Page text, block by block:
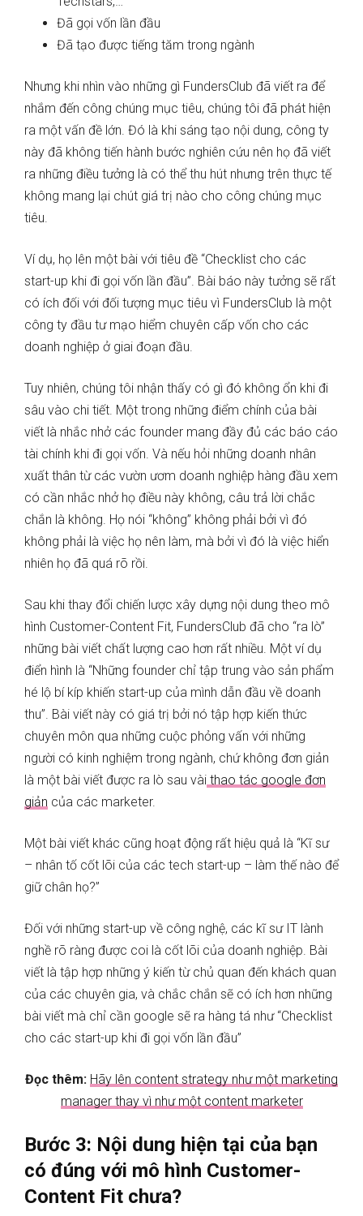
Đã gọi vốn lần đầu
Đã tạo được tiếng tăm trong ngành
Nhưng khi nhìn vào những gì FundersClub đã viết ra để
nhắm đến công chúng mục tiêu, chúng tôi đã phát hiện
ra một vấn đề lớn. Đó là khi sáng tạo nội dung, công ty
này đã không tiến hành bước nghiên cứu nên họ đã viết
ra những điều tưởng là có thể thu hút nhưng trên thực tế
không mang lại chút giá trị nào cho công chúng mục
tiêu.
Ví dụ, họ lên một bài với tiêu đề “Checklist cho các
start-up khi đi gọi vốn lần đầu”. Bài báo này tưởng sẽ rất
có ích đối với đối tượng mục tiêu vì FundersClub là một
công ty đầu tư mạo hiểm chuyên cấp vốn cho các
doanh nghiệp ở giai đoạn đầu.
Tuy nhiên, chúng tôi nhận thấy có gì đó không ổn khi đi
sâu vào chi tiết. Một trong những điểm chính của bài
viết là nhắc nhở các founder mang đầy đủ các báo cáo
tài chính khi đi gọi vốn. Và nếu hỏi những doanh nhân
xuất thân từ các vườn ươm doanh nghiệp hàng đầu xem
có cần nhắc nhở họ điều này không, câu trả lời chắc
chắn là không. Họ nói “không” không phải bởi vì đó
không phải là việc họ nên làm, mà bởi vì đó là việc hiển
nhiên họ đã quá rõ rồi.
Sau khi thay đổi chiến lược xây dựng nội dung theo mô
hình Customer-Content Fit, FundersClub đã cho “ra lò”
những bài viết chất lượng cao hơn rất nhiều. Một ví dụ
điển hình là “Những founder chỉ tập trung vào sản phẩm
hé lộ bí kíp khiến start-up của mình dẫn đầu về doanh
thu”. Bài viết này có giá trị bởi nó tập hợp kiến thức
chuyên môn qua những cuộc phỏng vấn với những
người có kinh nghiệm trong ngành, chứ không đơn giản
là một bài viết được ra lò sau vài thao tác google đơn
giản của các marketer.
Một bài viết khác cũng hoạt động rất hiệu quả là “Kĩ sư
– nhân tố cốt lõi của các tech start-up – làm thế nào để
giữ chân họ?”
Đối với những start-up về công nghệ, các kĩ sư IT lành
nghề rõ ràng được coi là cốt lõi của doanh nghiệp. Bài
viết là tập hợp những ý kiến từ chủ quan đến khách quan
của các chuyên gia, và chắc chắn sẽ có ích hơn những
bài viết mà chỉ cần google sẽ ra hàng tá như “Checklist
cho các start-up khi đi gọi vốn lần đầu”
Đọc thêm: Hãy lên content strategy như một marketing
manager thay vì như một content marketer
Bước 3: Nội dung hiện tại của bạn
có đúng với mô hình Customer-
Content Fit chưa?